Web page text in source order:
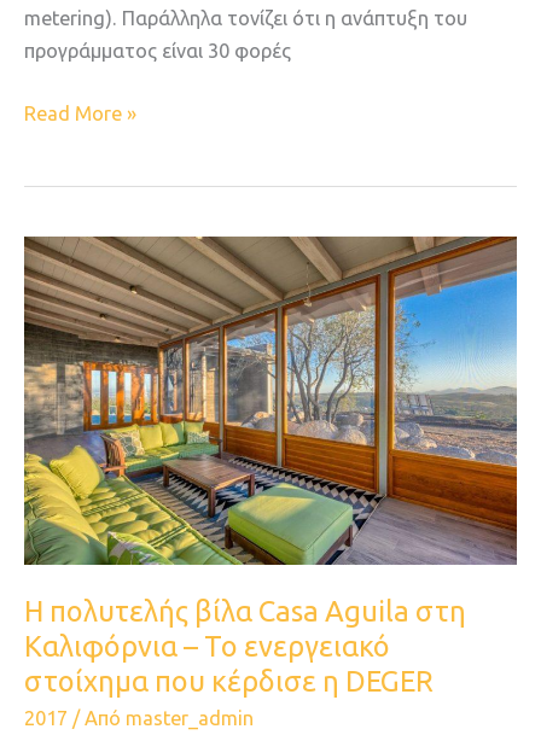
metering). Παράλληλα τονίζει ότι η ανάπτυξη του
προγράμματος είναι 30 φορές
Read More »
Η πολυτελής βίλα Casa Aguila στη
Καλιφόρνια – Το ενεργειακό
στοίχημα που κέρδισε η DEGER
2017 / Από master_admin
Η
πολυτελής
βίλα
Casa
Aguila
στη
Καλιφόρνια
–
Το
ενεργειακό
που
κέρδισε
η
DEGER